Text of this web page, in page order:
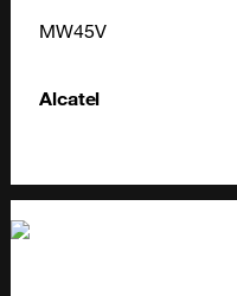
MW45V
Alcatel